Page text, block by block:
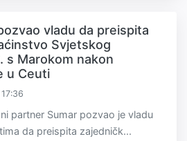
vladu da preispita
Svjetskog
s Marokom nakon
u Ceuti
partner Sumar pozvao je vladu
da preispita zajedničk...